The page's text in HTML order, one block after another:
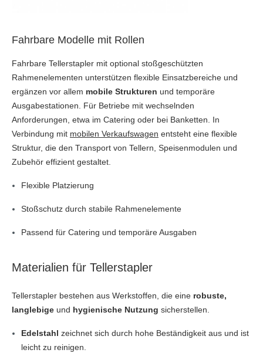
Fahrbare Modelle mit Rollen
Fahrbare Tellerstapler mit optional stoßgeschützten
Rahmenelementen unterstützen flexible Einsatzbereiche und
ergänzen vor allem mobile Strukturen und temporäre
Ausgabestationen. Für Betriebe mit wechselnden
Anforderungen, etwa im Catering oder bei Banketten. In
Verbindung mit mobilen Verkaufswagen entsteht eine flexible
Struktur, die den Transport von Tellern, Speisenmodulen und
Zubehör effizient gestaltet.
Flexible Platzierung
Stoßschutz durch stabile Rahmenelemente
Passend für Catering und temporäre Ausgaben
Materialien für Tellerstapler
Tellerstapler bestehen aus Werkstoffen, die eine robuste,
langlebige und hygienische Nutzung sicherstellen.
Edelstahl zeichnet sich durch hohe Beständigkeit aus und ist
leicht zu reinigen.